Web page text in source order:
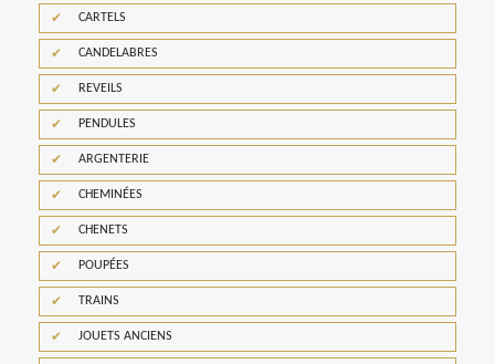
CARTELS
CANDELABRES
REVEILS
PENDULES
ARGENTERIE
CHEMINÉES
CHENETS
POUPÉES
TRAINS
JOUETS ANCIENS